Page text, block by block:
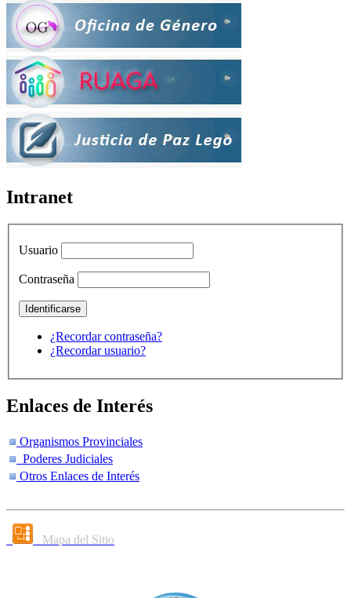
Intranet
Usuario
Contraseña
¿Recordar contraseña?
¿Recordar usuario?
Enlaces de Interés
Organismos Provinciales
Poderes Judiciales
Otros Enlaces de Interés
Mapa del Sitio